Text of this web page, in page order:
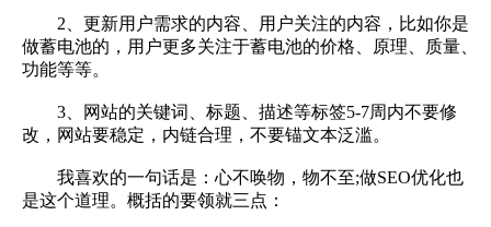
2、更新用户需求的内容、用户关注的内容，比如你是
做蓄电池的，用户更多关注于蓄电池的价格、原理、质量、
功能等等。
3、网站的关键词、标题、描述等标签5-7周内不要修
改，网站要稳定，内链合理，不要锚文本泛滥。
我喜欢的一句话是：心不唤物，物不至;做SEO优化也
是这个道理。概括的要领就三点：